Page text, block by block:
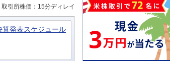
取引所株価：15分ディレイ
算発表スケジュール